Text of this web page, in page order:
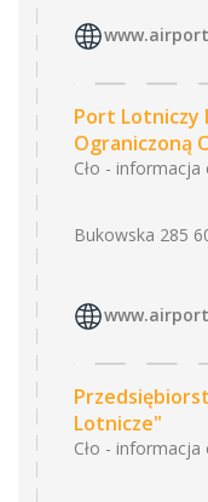
Port Lotniczy
Ograniczoną
Cło - informacja
Bukowska 285
Lotnicze"
Cło - informacja